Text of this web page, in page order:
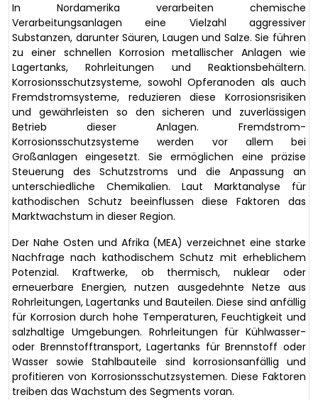
In Nordamerika verarbeiten chemische
Verarbeitungsanlagen eine Vielzahl aggressiver
Substanzen, darunter Säuren, Laugen und Salze. Sie führen
zu einer schnellen Korrosion metallischer Anlagen wie
Lagertanks, Rohrleitungen und Reaktionsbehältern.
Korrosionsschutzsysteme, sowohl Opferanoden als auch
Fremdstromsysteme, reduzieren diese Korrosionsrisiken
und gewährleisten so den sicheren und zuverlässigen
Betrieb dieser Anlagen. Fremdstrom-
Korrosionsschutzsysteme werden vor allem bei
Großanlagen eingesetzt. Sie ermöglichen eine präzise
Steuerung des Schutzstroms und die Anpassung an
unterschiedliche Chemikalien. Laut Marktanalyse für
kathodischen Schutz beeinflussen diese Faktoren das
Marktwachstum in dieser Region.
Der Nahe Osten und Afrika (MEA) verzeichnet eine starke
Nachfrage nach kathodischem Schutz mit erheblichem
Potenzial. Kraftwerke, ob thermisch, nuklear oder
erneuerbare Energien, nutzen ausgedehnte Netze aus
Rohrleitungen, Lagertanks und Bauteilen. Diese sind anfällig
für Korrosion durch hohe Temperaturen, Feuchtigkeit und
salzhaltige Umgebungen. Rohrleitungen für Kühlwasser-
oder Brennstofftransport, Lagertanks für Brennstoff oder
Wasser sowie Stahlbauteile sind korrosionsanfällig und
profitieren von Korrosionsschutzsystemen. Diese Faktoren
treiben das Wachstum des Segments voran.